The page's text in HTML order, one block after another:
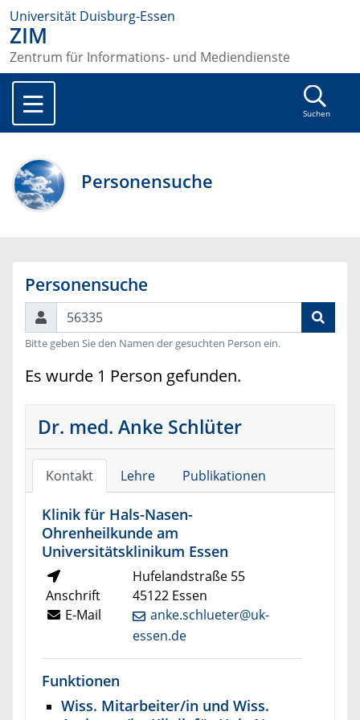
Universität Duisburg-Essen
ZIM
Zentrum für Informations- und Mediendienste
Suchen
Personensuche
Personensuche
Suchen
Bitte geben Sie den Namen der gesuchten Person ein.
Es wurde 1 Person gefunden.
Dr. med. Anke Schlüter
Kontakt Lehre Publikationen
Klinik für Hals-Nasen-
Ohrenheilkunde am
Universitätsklinikum Essen
Anschrift
Hufelandstraße 55
45122 Essen
E-Mail
anke.schlueter@uk-
essen.de
Funktionen
Wiss. Mitarbeiter/in und Wiss.